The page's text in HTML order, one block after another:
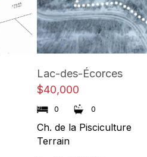
Lac-des-Écorces
$40,000
0 0
Ch. de la Pisciculture
Terrain